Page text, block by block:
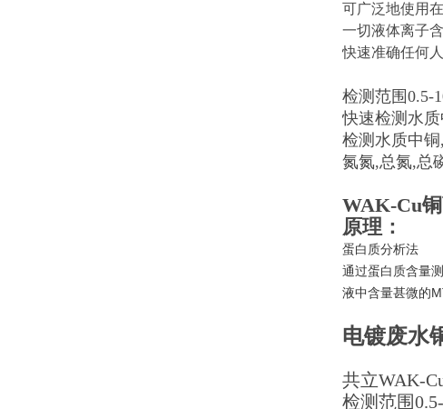
可广泛地使用
一切液体离子
快速准确任何
检测范围0.5-
快速检测水
检测水质中
氮氮,总氮,总
WAK-Cu
原理：
蛋白质分析法
通过蛋白质含量
液中含量甚微的
电镀废水
共立WAK-
检测范围